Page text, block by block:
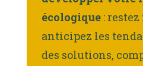
écologique :
anticipez les
des solutions,